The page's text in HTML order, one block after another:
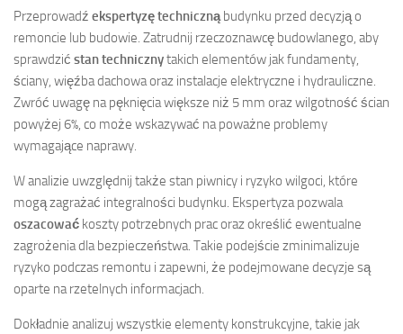
Przeprowadź ekspertyzę techniczną budynku przed decyzją o
remoncie lub budowie. Zatrudnij rzeczoznawcę budowlanego, aby
sprawdzić stan technicznytakich elementów jak fundamenty,
ściany, więźba dachowa oraz instalacje elektryczne i hydrauliczne.
Zwróć uwagę na pęknięcia większe niż 5 mm oraz wilgotność ścian
powyżej 6%, co może wskazywać na poważne problemy
wymagające naprawy.
W analizie uwzględnij także stan piwnicy i ryzyko wilgoci, które
mogą zagrażać integralności budynku. Ekspertyza pozwala
oszacować koszty potrzebnych prac oraz określić ewentualne
zagrożenia dla bezpieczeństwa. Takie podejście zminimalizuje
ryzyko podczas remontu i zapewni, że podejmowane decyzje są
oparte na rzetelnych informacjach.
Dokładnie analizuj wszystkie elementy konstrukcyjne, takie jak